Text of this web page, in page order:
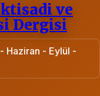
ve
Dergisi
Haziran - Eylül -